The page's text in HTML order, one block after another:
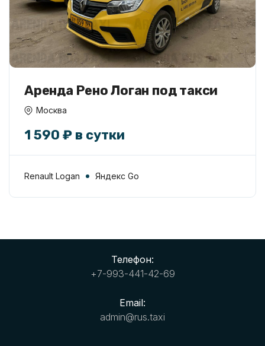
Аренда Рено Логан под такси
Москва
1 590 ₽ в сутки
Renault Logan Яндекс Go
Телефон:
+7-993-441-42-69
Email:
admin@rus.taxi